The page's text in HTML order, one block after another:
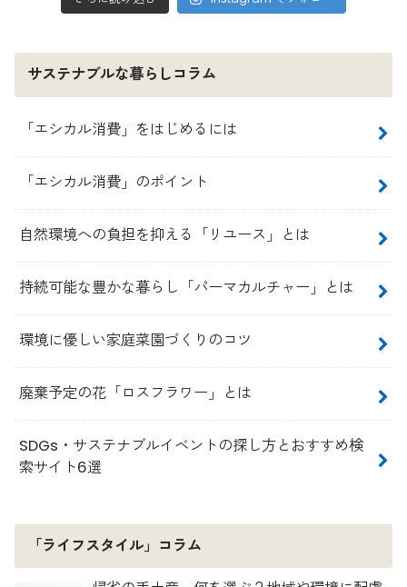
サステナブルな暮らしコラム
「エシカル消費」をはじめるには
「エシカル消費」のポイント
自然環境への負担を抑える「リユース」とは
持続可能な豊かな暮らし「パーマカルチャー」とは
環境に優しい家庭菜園づくりのコツ
廃棄予定の花「ロスフラワー」とは
SDGs・サステナブルイベントの探し方とおすすめ検
索サイト6選
「ライフスタイル」コラム